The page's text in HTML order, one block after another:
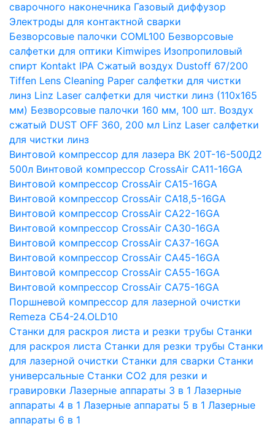
сварочного наконечника Газовый диффузор
Электроды для контактной сварки
Безворсовые палочки COML100 Безворсовые
салфетки для оптики Kimwipes Изопропиловый
спирт Kontakt IPA Сжатый воздух Dustoff 67/200
Tiffen Lens Cleaning Paper салфетки для чистки
линз Linz Laser салфетки для чистки линз (110х165
мм) Безворсовые палочки 160 мм, 100 шт. Воздух
сжатый DUST OFF 360, 200 мл Linz Laser салфетки
для чистки линз
Винтовой компрессор для лазера ВК 20Т-16-500Д2
500л Винтовой компрессор CrossAir CA11-16GA
Винтовой компрессор CrossAir CA15-16GA
Винтовой компрессор CrossAir CA18,5-16GA
Винтовой компрессор CrossAir CA22-16GA
Винтовой компрессор CrossAir CA30-16GA
Винтовой компрессор CrossAir CA37-16GA
Винтовой компрессор CrossAir CA45-16GA
Винтовой компрессор CrossAir CA55-16GA
Винтовой компрессор CrossAir CA75-16GA
Поршневой компрессор для лазерной очистки
Remeza СБ4-24.OLD10
Станки для раскроя листа и резки трубы Станки
для раскроя листа Станки для резки трубы Станки
для лазерной очистки Станки для сварки Станки
универсальные Станки СО2 для резки и
гравировки Лазерные аппараты 3 в 1 Лазерные
аппараты 4 в 1 Лазерные аппараты 5 в 1 Лазерные
аппараты 6 в 1